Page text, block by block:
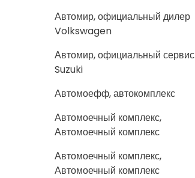
Автомир, официальный дилер
Volkswagen
Автомир, официальный сервис
Suzuki
Автомоефф, автокомплекс
Автомоечный комплекс,
Автомоечный комплекс
Автомоечный комплекс,
Автомоечный комплекс